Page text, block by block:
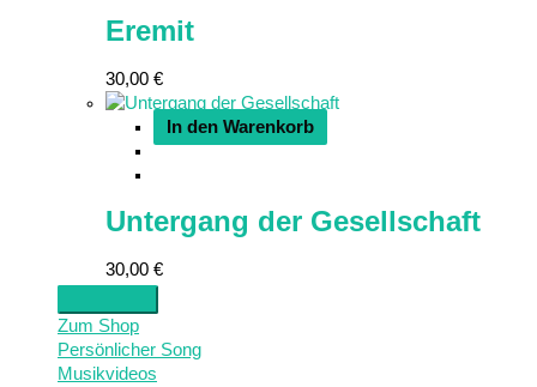
Eremit
30,00 €
In den Warenkorb
Untergang der Gesellschaft
30,00 €
Zum Shop
Persönlicher Song
Musikvideos